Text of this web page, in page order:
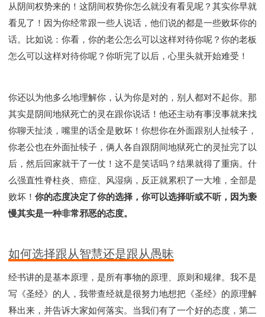
从阴间权势来的！这阴间权势你怎么就没有看见呢？其实你早就
看见了！因为你经常跟一些人说话，他们说的都是一些败坏你的
话。比如说：你看，你的老公怎么可以这样对待你呢？你的老板
怎么可以这样对待你呢？你听完了以后，心里头就开始难受！
你还以为他多么地理解你，认为你是对的，别人都对不起你。那
其实是阴间地狱死亡的灵在跟你说话！他还主动有事没事就来找
你聊天扯淡，嘴里的话全是败坏！你想你在外面跟别人扯犊子，
你老公也在外面扯犊子，俩人各自跟阴间地狱死亡的灵扯完了以
后，然后回家就干了一仗！这不是笑话吗？结果就得了重病。什
么强直性脊柱炎、癌症、风湿病，反正就累积了一大堆，全部是
败坏！ 你的态度决定了你的选择，你可以选择听或不听，因为亵
慢其实是一种非常邪恶的态度。
如何选择跟从智慧还是跟从愚昧
经书讲的是基本原理，是所有事物的原理、原则和规律。我不是
写《圣经》的人，我带查经就是很努力地想把《圣经》的原理解
释出来，并告诉大家如何落实。当我们有了一个好的态度，第二